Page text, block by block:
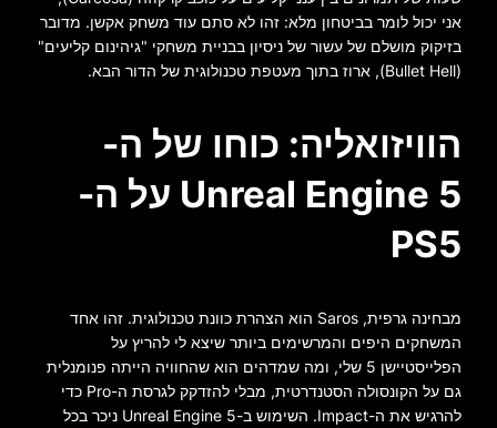
אני יכול לומר בביטחון מלא: זהו לא סתם עוד משחק אקשן. מדובר
בזיקוק מושלם של עשור של ניסיון בבניית משחקי "גיהינום קליעים"
(Bullet Hell), ארוז בתוך מעטפת טכנולוגית של הדור הבא.
הוויזואליה: כוחו של ה-
Unreal Engine 5 על ה-
PS5
מבחינה גרפית, Saros הוא הצהרת כוונת טכנולוגית. זהו אחד
המשחקים היפים והמרשימים ביותר שיצא לי להריץ על
הפלייסטיישן 5 שלי, ומה שמדהים הוא שהחוויה הייתה פנומנלית
גם על הקונסולה הסטנדרטית, מבלי להזדקק לגרסת ה-Pro כדי
להרגיש את ה-Impact. השימוש ב-Unreal Engine 5 ניכר בכל